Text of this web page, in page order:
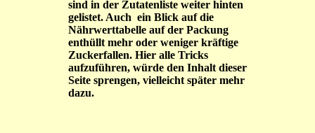
sind in der Zutatenliste weiter hinten
gelistet. Auch ein Blick auf die
Nährwerttabelle auf der Packung
enthüllt mehr oder weniger kräftige
Zuckerfallen. Hier alle Tricks
aufzuführen, würde den Inhalt dieser
Seite sprengen, vielleicht später mehr
dazu.